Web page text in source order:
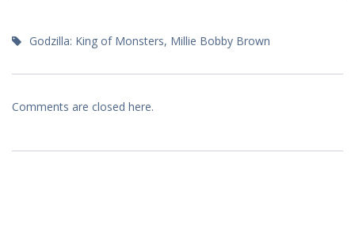
Godzilla: King of Monsters, Millie Bobby Brown
Comments are closed here.